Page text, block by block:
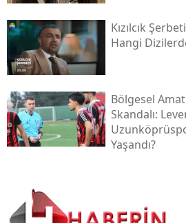
Kızılcık
Hangi
Bölgesel
Skandalı:
Yaşandı?